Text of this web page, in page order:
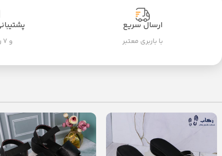
ارسال سریع
با باربری معتبر
پشتیبانی ۲۴
و ۷ روز هفته